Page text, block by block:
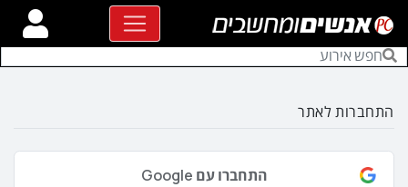
התחברות לאתר
התחברו עם Google